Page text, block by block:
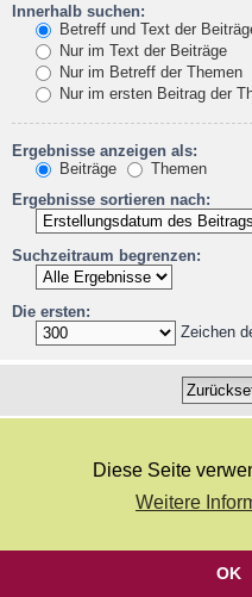
Diese Seite
Weitere
OK
Innerhalb suchen:
Betreff und Text der
Nur im Text der Beiträge
Nur im Betreff der Themen
Nur im ersten Beitrag der
Ergebnisse anzeigen als:
Beiträge
Themen
Ergebnisse sortieren nach:
Suchzeitraum begrenzen:
Die ersten:
Zeichen
Deutsche